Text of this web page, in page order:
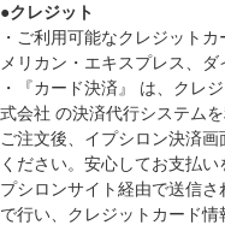
●クレジット
・ご利用可能なクレジット
メリカン・エキスプレス、ダ
・『カード決済』 は、クレ
式会社 の決済代行システムを
ご注文後、イプシロン決済
ください。安心してお支払
プシロンサイト経由で送信
で行い、クレジットカード